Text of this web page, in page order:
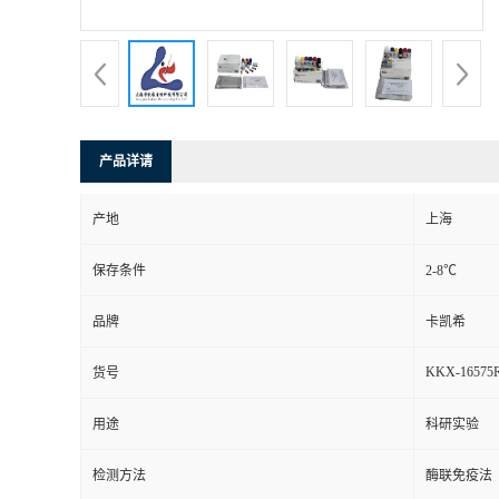
产品详请
产地 上海
保存条件 2-8℃
品牌 卡凯希
货号 KKX-
用途 科研实验
检测方法 酶联免疫法